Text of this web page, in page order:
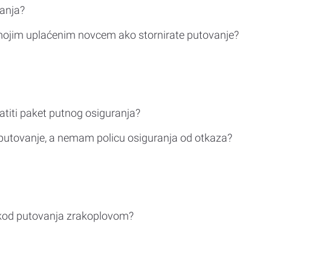
uplaćenim novcem ako stornirate putovanje?
paket putnog osiguranja?
a nemam policu osiguranja od otkaza?
putovanja zrakoplovom?